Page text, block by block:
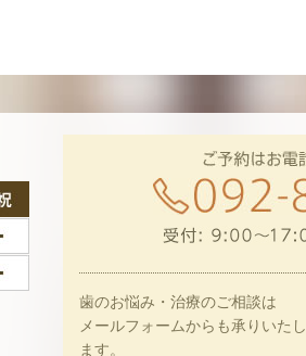
歯のお悩み・治療のご相談は
メールフォームからも承りいたし
ます。